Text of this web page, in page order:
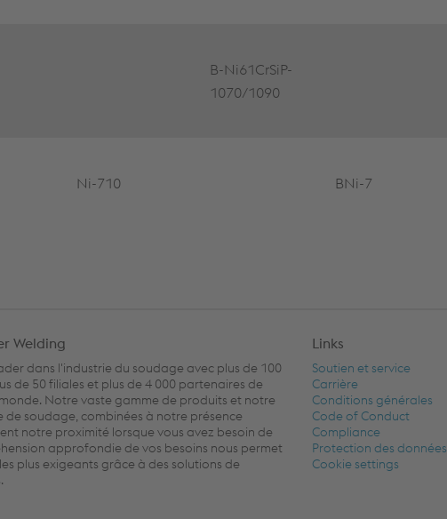
B-Ni61CrSiP-
1070/1090
Ni-710 BNi-7
Welding
dans l'industrie du soudage avec plus de 100
de 50 filiales et plus de 4 000 partenaires de
Notre vaste gamme de produits et notre
de soudage, combinées à notre présence
notre proximité lorsque vous avez besoin de
approfondie de vos besoins nous permet
plus exigeants grâce à des solutions de
Links
Soutien et service
Carrière
Conditions générales
Code of Conduct
Compliance
Protection des données
Cookie settings